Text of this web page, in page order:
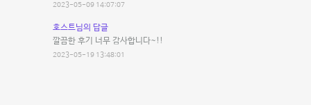
2023-05-09 14:07:07
호스트님의 답글
깔끔한 후기 너무 감사합니다~!!
2023-05-19 13:48:01